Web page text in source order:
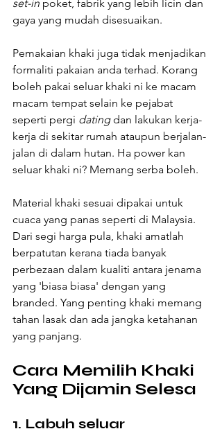
set-in poket, fabrik yang lebih licin dan
gaya yang mudah disesuaikan.
Pemakaian khaki juga tidak menjadikan
formaliti pakaian anda terhad. Korang
boleh pakai seluar khaki ni ke macam
macam tempat selain ke pejabat
seperti pergi dating dan lakukan kerja-
kerja di sekitar rumah ataupun berjalan-
jalan di dalam hutan. Ha power kan
seluar khaki ni? Memang serba boleh.
Material khaki sesuai dipakai untuk
cuaca yang panas seperti di Malaysia.
Dari segi harga pula, khaki amatlah
berpatutan kerana tiada banyak
perbezaan dalam kualiti antara jenama
yang 'biasa biasa' dengan yang
branded. Yang penting khaki memang
tahan lasak dan ada jangka ketahanan
yang panjang.
Cara Memilih Khaki
Yang Dijamin Selesa
1. Labuh seluar